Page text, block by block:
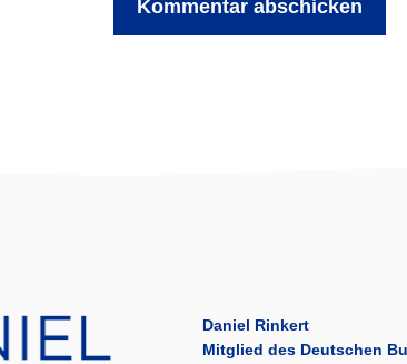
Daniel Rinkert
Mitglied des Deutschen